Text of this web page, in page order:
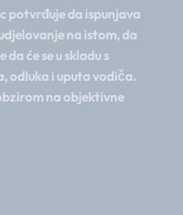
potvrđuje da ispunjava
na istom, da
će se u skladu s
odluka i uputa vodiča.
na objektivne